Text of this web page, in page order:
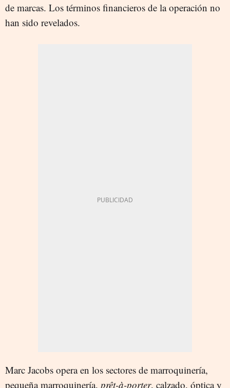
de marcas. Los términos financieros de la operación no
han sido revelados.
Marc Jacobs opera en los sectores de marroquinería,
pequeña marroquinería, prêt-à-porter, calzado, óptica y